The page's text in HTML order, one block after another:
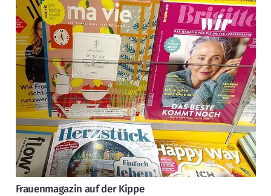
Frauenmagazin auf der Kippe